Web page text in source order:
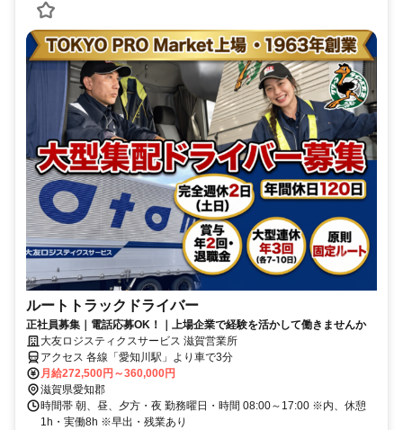
ルートトラックドライバー
正社員募集｜電話応募OK！｜上場企業で経験を活かして働きませんか
大友ロジスティクスサービス 滋賀営業所
アクセス 各線「愛知川駅」より車で3分
月給272,500円～360,000円
滋賀県愛知郡
時間帯 朝、昼、夕方・夜 勤務曜日・時間 08:00～17:00 ※内、休憩
1h・実働8h ※早出・残業あり